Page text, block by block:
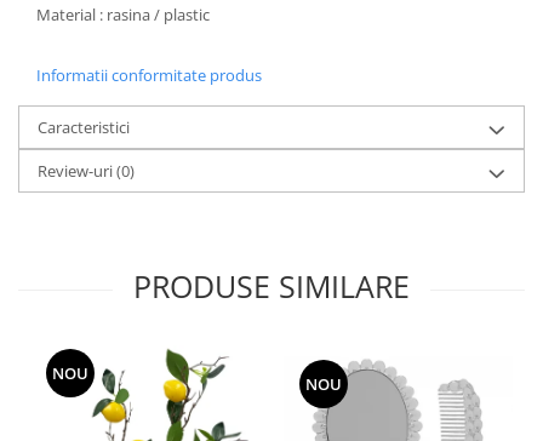
Material : rasina / plastic
Informatii conformitate produs
Caracteristici
Review-uri(0)
PRODUSE SIMILARE
NOU
NOU